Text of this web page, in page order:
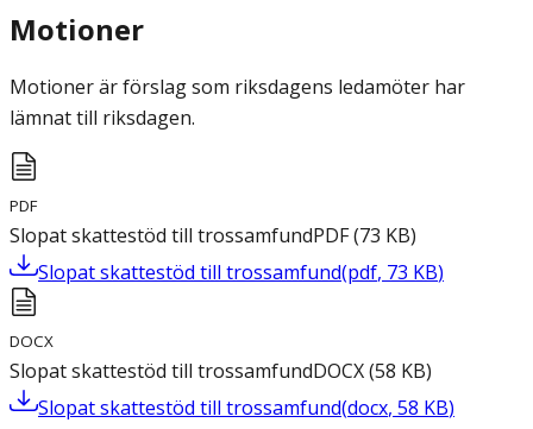
Motioner
Motioner är förslag som riksdagens ledamöter har
lämnat till riksdagen.
PDF
Slopat skattestöd till trossamfundPDF(73 KB)
Slopat skattestöd till trossamfund(pdf, 73 KB)
DOCX
Slopat skattestöd till trossamfundDOCX(58 KB)
Slopat skattestöd till trossamfund(docx, 58 KB)